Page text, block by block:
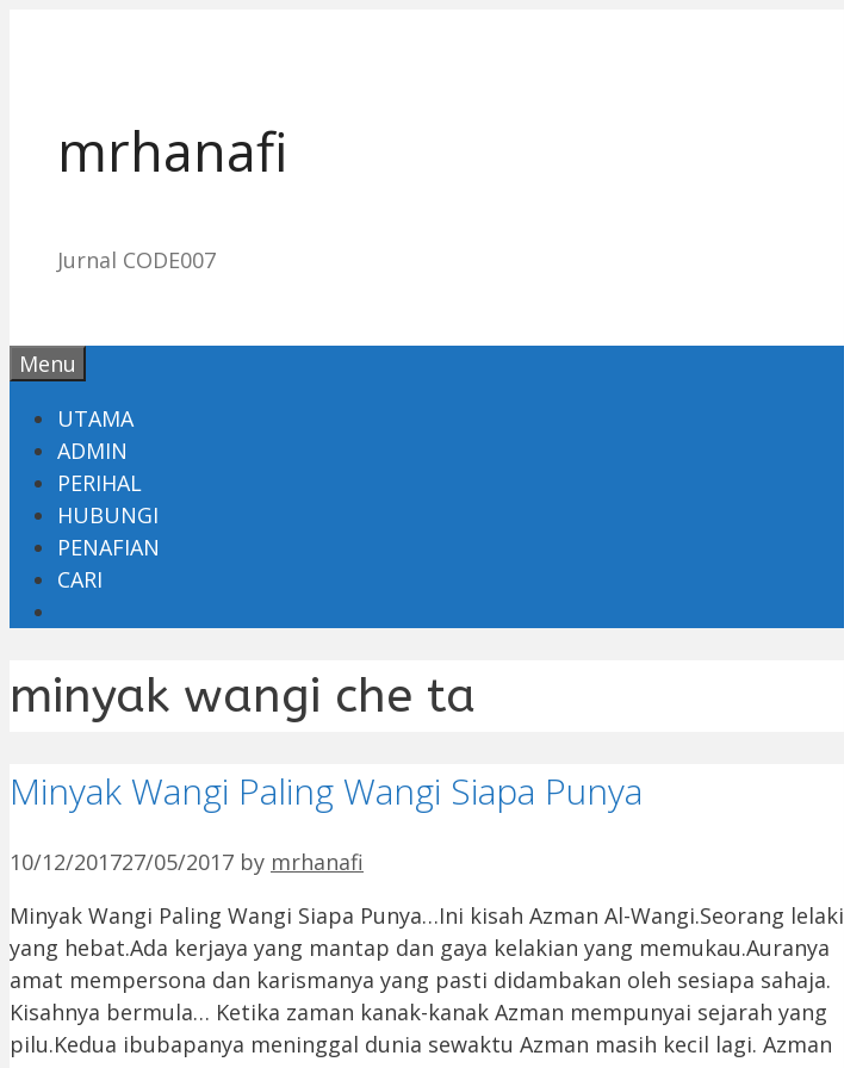
mrhanafi
Jurnal CODE007
Menu
UTAMA
ADMIN
PERIHAL
HUBUNGI
PENAFIAN
CARI
minyak wangi che ta
Minyak Wangi Paling Wangi Siapa Punya
10/12/201727/05/2017 by mrhanafi
Minyak Wangi Paling Wangi Siapa Punya…Ini kisah Azman Al-Wangi.Seorang lelaki
yang hebat.Ada kerjaya yang mantap dan gaya kelakian yang memukau.Auranya
amat mempersona dan karismanya yang pasti didambakan oleh sesiapa sahaja.
Kisahnya bermula… Ketika zaman kanak-kanak Azman mempunyai sejarah yang
pilu.Kedua ibubapanya meninggal dunia sewaktu Azman masih kecil lagi. Azman